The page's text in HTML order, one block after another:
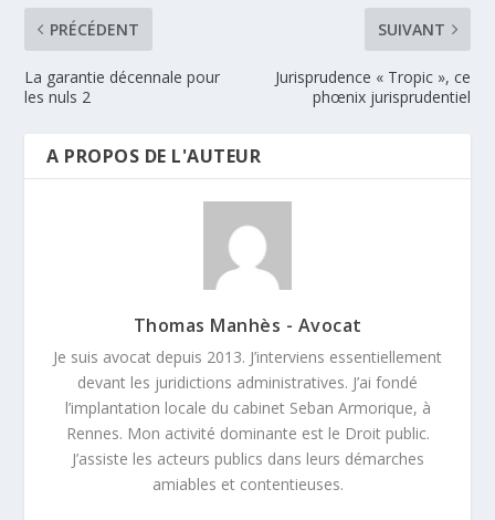
PRÉCÉDENT
La garantie décennale pour
les nuls 2
SUIVANT
Jurisprudence « Tropic », ce
phœnix jurisprudentiel
A PROPOS DE L'AUTEUR
Thomas Manhès - Avocat
Je suis avocat depuis 2013. J’interviens essentiellement
devant les juridictions administratives. J’ai fondé
l’implantation locale du cabinet Seban Armorique, à
Rennes. Mon activité dominante est le Droit public.
J’assiste les acteurs publics dans leurs démarches
amiables et contentieuses.